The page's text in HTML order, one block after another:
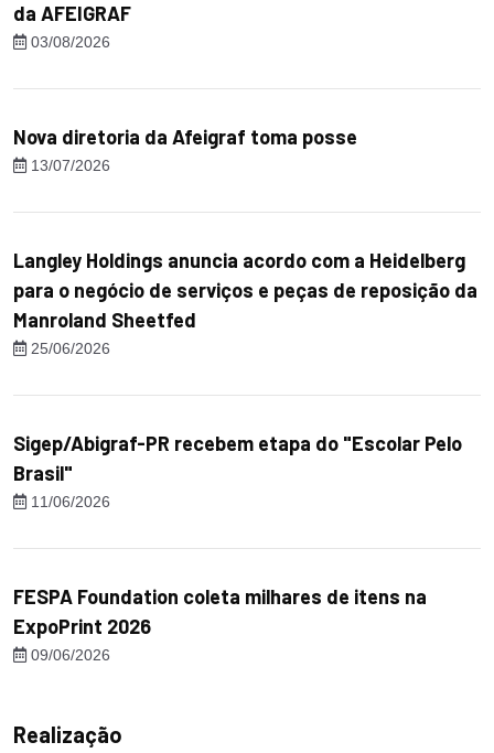
da AFEIGRAF
03/08/2026
Nova diretoria da Afeigraf toma posse
13/07/2026
Langley Holdings anuncia acordo com a Heidelberg
para o negócio de serviços e peças de reposição da
Manroland Sheetfed
25/06/2026
Sigep/Abigraf-PR recebem etapa do "Escolar Pelo
Brasil"
11/06/2026
FESPA Foundation coleta milhares de itens na
ExpoPrint 2026
09/06/2026
Realização